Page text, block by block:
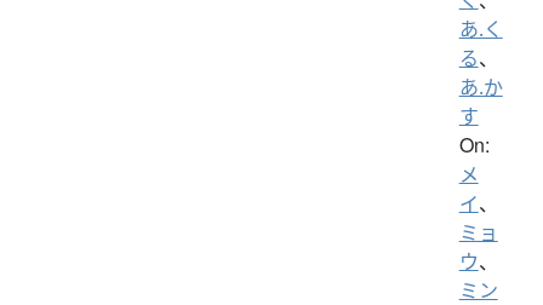
あ.く
る、
あ.か
す
On:
メ
イ、
ミョ
ウ、
ミン